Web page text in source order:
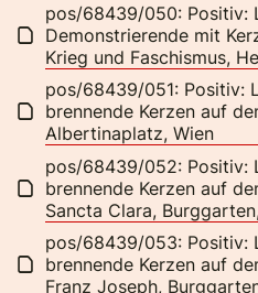
pos/68439/050: Positiv:
Demonstrierende mit
Krieg und Faschismus,
pos/68439/051: Positiv:
brennende Kerzen auf
Albertinaplatz, Wien
pos/68439/052: Positiv:
brennende Kerzen auf
Sancta Clara,
pos/68439/053: Positiv:
brennende Kerzen auf
Franz Joseph,